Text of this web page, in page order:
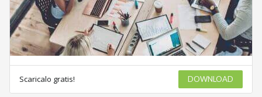
Scaricalo gratis! DOWNLOAD